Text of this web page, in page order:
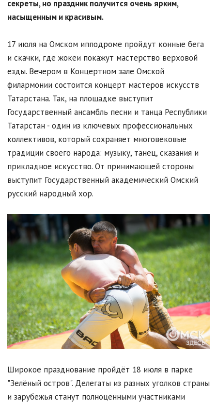
секреты, но праздник получится очень ярким,
насыщенным и красивым.
17 июля на Омском ипподроме пройдут конные бега
и скачки, где жокеи покажут мастерство верховой
езды. Вечером в Концертном зале Омской
филармонии состоится концерт мастеров искусств
Татарстана. Так, на площадке выступит
Государственный ансамбль песни и танца Республики
Татарстан - один из ключевых профессиональных
коллективов, который сохраняет многовековые
традиции своего народа: музыку, танец, сказания и
прикладное искусство. От принимающей стороны
выступит Государственный академический Омский
русский народный хор.
Широкое празднование пройдёт 18 июля в парке
"Зелёный остров". Делегаты из разных уголков страны
и зарубежья станут полноценными участниками